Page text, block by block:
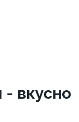
вкусно